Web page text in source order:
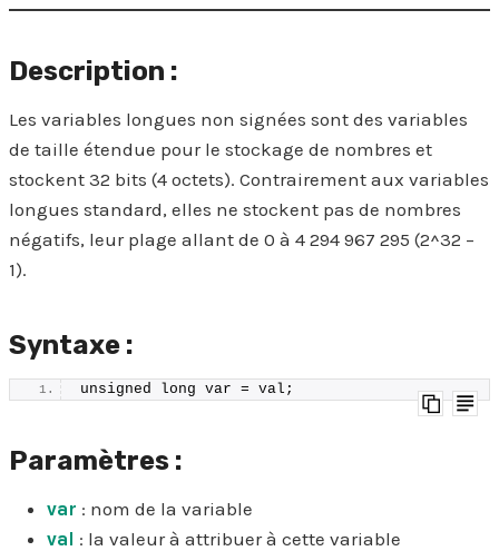
Description :
Les variables longues non signées sont des variables
de taille étendue pour le stockage de nombres et
stockent 32 bits (4 octets). Contrairement aux variables
longues standard, elles ne stockent pas de nombres
négatifs, leur plage allant de 0 à 4 294 967 295 (2^32 –
1).
Syntaxe :
unsigned long var = val;
Paramètres :
var : nom de la variable
val : la valeur à attribuer à cette variable